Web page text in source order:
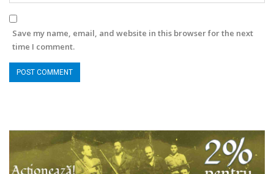
Save my name, email, and website in this browser for the next
time I comment.